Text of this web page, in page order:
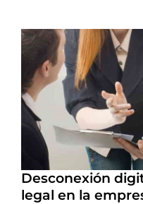
Desconexión
legal en la